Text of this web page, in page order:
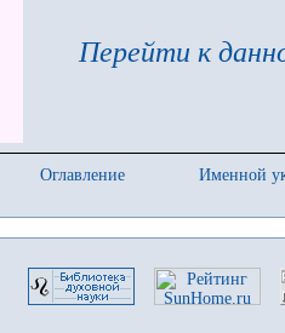
Перейти к
Оглавление
Именной